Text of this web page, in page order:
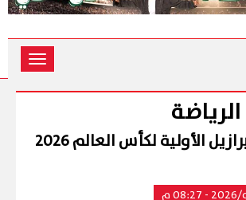
Toggle
الأولية لكأس العالم 2026